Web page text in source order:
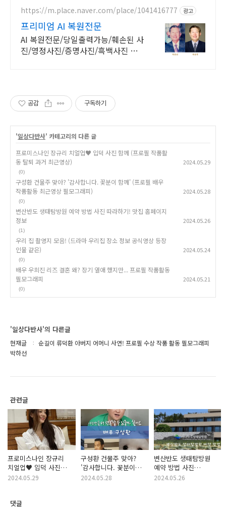
https://m.place.naver.com/place/1041416777 광고
프리미엄 AI 복원전문
AI 복원전문/당일출력가능/훼손된 사
진/영정사진/증명사진/흑백사진 복
공감 구독하기
'일상다반사' 카테고리의 다른 글
프로미스나인 장규리 치얼업♥ 입덕 사진 함께 (프로필 작품활
동 탈퇴 과거 최근영상)
(0)
2024.05.29
구성환 건물주 맞아? '감사합니다. 꽃분이 함께' (프로필 배우
작품활동 최근영상 필모그래피)
(0)
2024.05.28
변산반도 생태탐방원 예약 방법 사진 따라하기! 맛집 홈페이지
정보
(1)
2024.05.26
우리 집 촬영지 모음! (드라마 우리집 장소 정보 공식영상 등장
인물 같은)
(0)
2024.05.24
배우 우희진 리즈 결혼 왜? 장기 열애 했지만... 프로필 작품활동
필모그래피
(0)
2024.05.21
'일상다반사'의 다른글
현재글
순길이 류덕환 아버지 어머니 사연! 프로필 수상 작품 활동 필모그래피
박하선
관련글
프로미스나인 장규리
치얼업♥ 입덕 사진
함께 (프로필 작품활동
2024.05.29
구성환 건물주 맞아?
'감사합니다. 꽃분이
함께' (프로필 배우
2024.05.28
변산반도 생태탐방원
예약 방법 사진
따라하기! 맛집 홈페이지
2024.05.26
댓글